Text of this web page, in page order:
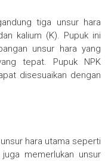
tiga unsur hara
kalium (K). Pupuk ini
unsur hara yang
tepat. Pupuk NPK
disesuaikan dengan
hara utama seperti
memerlukan unsur